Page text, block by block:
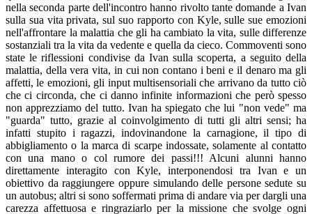
nella seconda parte dell'incontro hanno rivolto tante domande a Ivan
sulla sua vita privata, sul suo rapporto con Kyle, sulle sue emozioni
nell'affrontare la malattia che gli ha cambiato la vita, sulle differenze
sostanziali tra la vita da vedente e quella da cieco. Commoventi sono
state le riflessioni condivise da Ivan sulla scoperta, a seguito della
malattia, della vera vita, in cui non contano i beni e il denaro ma gli
affetti, le emozioni, gli input multisensoriali che arrivano da tutto ciò
che ci circonda, che ci danno infinite informazioni che però spesso
non apprezziamo del tutto. Ivan ha spiegato che lui "non vede" ma
"guarda" tutto, grazie al coinvolgimento di tutti gli altri sensi; ha
infatti stupito i ragazzi, indovinandone la carnagione, il tipo di
abbigliamento o la marca di scarpe indossate, solamente al contatto
con una mano o col rumore dei passi!!! Alcuni alunni hanno
direttamente interagito con Kyle, interponendosi tra Ivan e un
obiettivo da raggiungere oppure simulando delle persone sedute su
un autobus; altri si sono soffermati prima di andare via per dargli una
carezza affettuosa e ringraziarlo per la missione che svolge ogni